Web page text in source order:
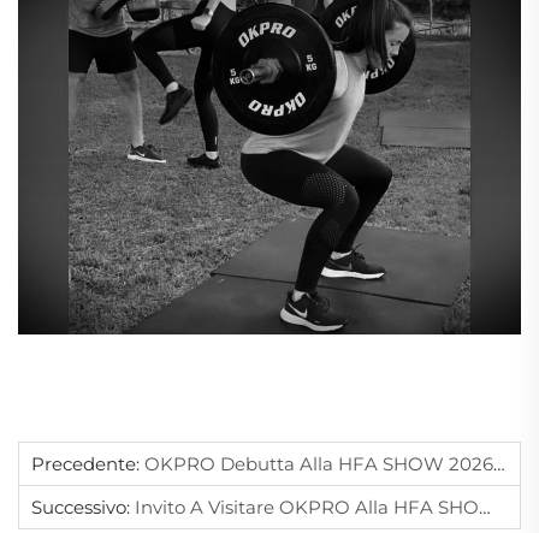
Precedente: OKPRO Debutta Alla HFA SHOW 2026: Coinvolge Il Settore Globale Del Fitness Con Competenza Professionale
Successivo: Invito A Visitare OKPRO Alla HFA SHOW 2026 – Stand 745